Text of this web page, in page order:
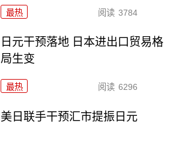
最热 阅读 3784
日元干预落地 日本进出口贸易格
局生变
最热 阅读 6296
美日联手干预汇市提振日元